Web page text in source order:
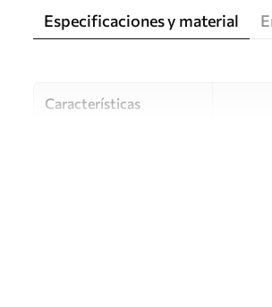
Especificaciones y material
Características